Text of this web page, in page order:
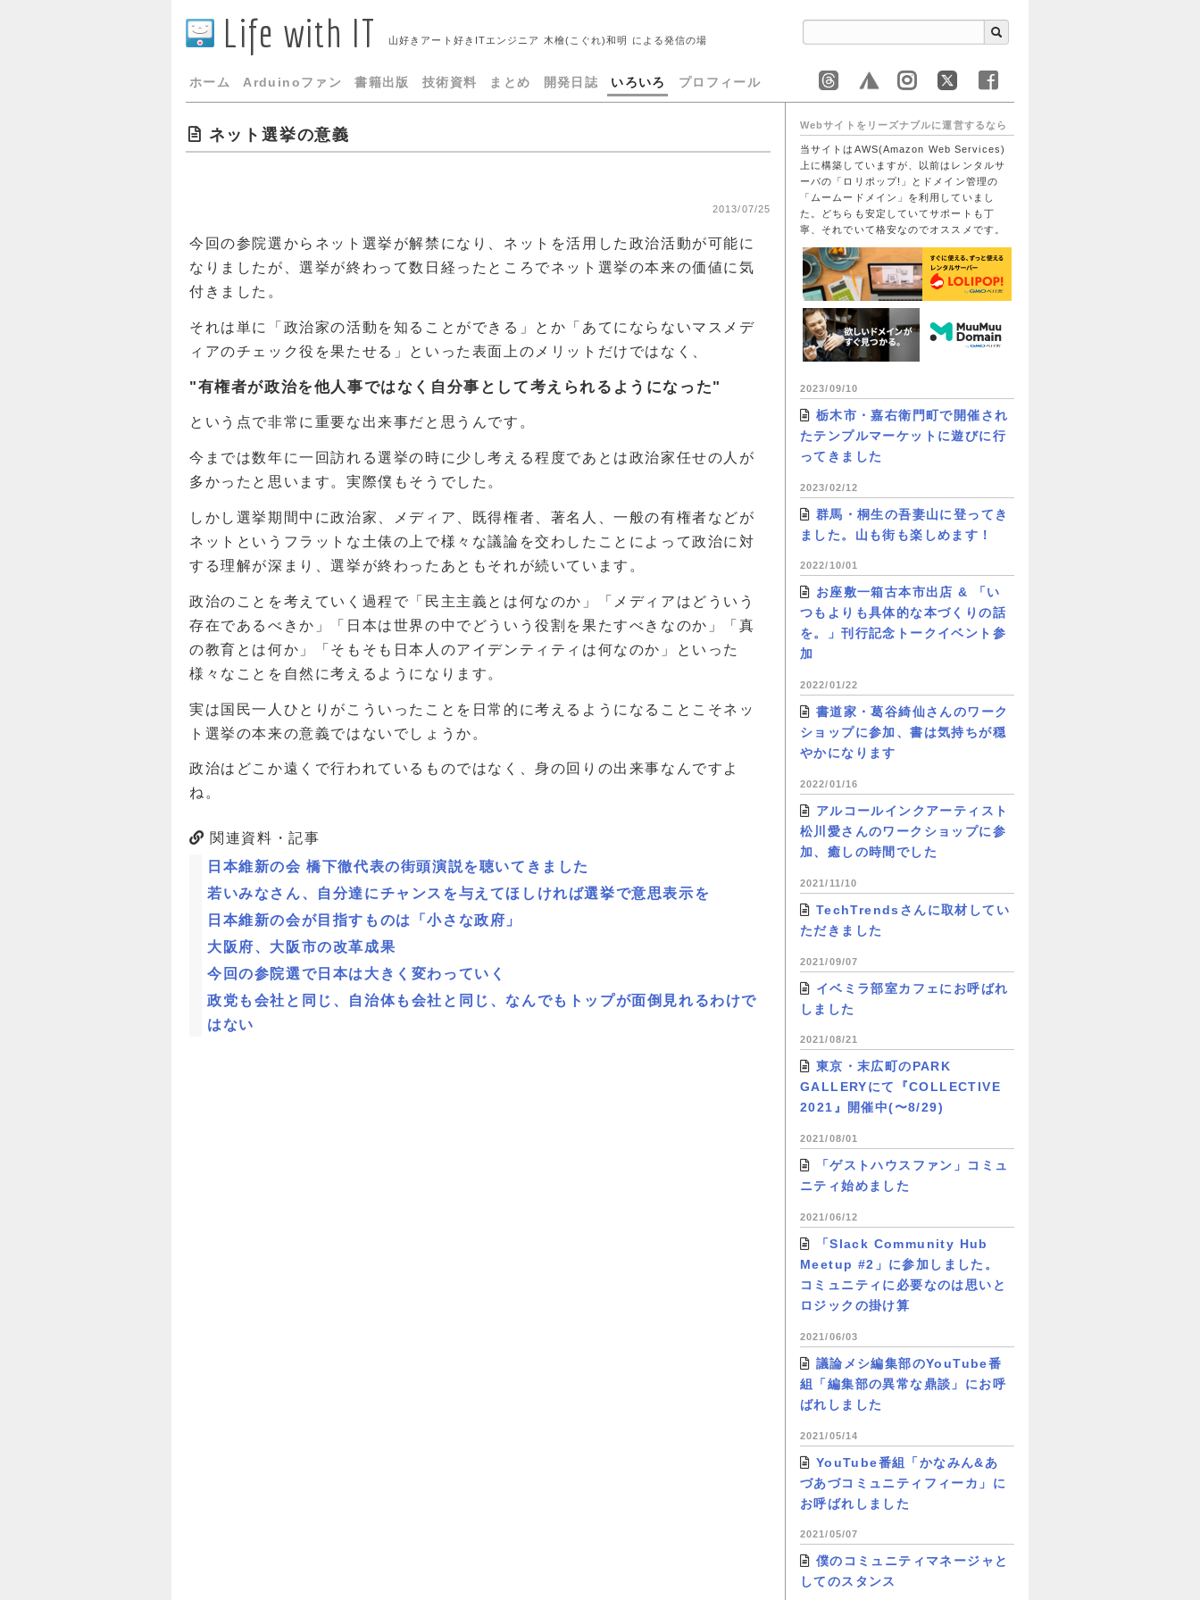
Life with IT 山好きアート好きITエンジニア 木檜(こぐれ)和明 による発信の場
ホーム Arduinoファン 書籍出版 技術資料 まとめ 開発日誌 いろいろ プロフィール
ネット選挙の意義
2013/07/25
今回の参院選からネット選挙が解禁になり、ネットを活用した政治活動が可能に
なりましたが、選挙が終わって数日経ったところでネット選挙の本来の価値に気
付きました。
それは単に「政治家の活動を知ることができる」とか「あてにならないマスメデ
ィアのチェック役を果たせる」といった表面上のメリットだけではなく、
"有権者が政治を他人事ではなく自分事として考えられるようになった"
という点で非常に重要な出来事だと思うんです。
今までは数年に一回訪れる選挙の時に少し考える程度であとは政治家任せの人が
多かったと思います。実際僕もそうでした。
しかし選挙期間中に政治家、メディア、既得権者、著名人、一般の有権者などが
ネットというフラットな土俵の上で様々な議論を交わしたことによって政治に対
する理解が深まり、選挙が終わったあともそれが続いています。
政治のことを考えていく過程で「民主主義とは何なのか」「メディアはどういう
存在であるべきか」「日本は世界の中でどういう役割を果たすべきなのか」「真
の教育とは何か」「そもそも日本人のアイデンティティは何なのか」といった
様々なことを自然に考えるようになります。
実は国民一人ひとりがこういったことを日常的に考えるようになることこそネッ
ト選挙の本来の意義ではないでしょうか。
政治はどこか遠くで行われているものではなく、身の回りの出来事なんですよ
ね。
関連資料・記事
日本維新の会 橋下徹代表の街頭演説を聴いてきました
若いみなさん、自分達にチャンスを与えてほしければ選挙で意思表示を
日本維新の会が目指すものは「小さな政府」
大阪府、大阪市の改革成果
今回の参院選で日本は大きく変わっていく
政党も会社と同じ、自治体も会社と同じ、なんでもトップが面倒見れるわけで
はない
Webサイトをリーズナブルに運営するなら
当サイトはAWS(Amazon Web Services)
上に構築していますが、以前はレンタルサ
ーバの「ロリポップ!」とドメイン管理の
「ムームードメイン」を利用していまし
た。どちらも安定していてサポートも丁
寧、それでいて格安なのでオススメです。
2023/09/10
栃木市・嘉右衛門町で開催され
たテンプルマーケットに遊びに行
ってきました
2023/02/12
群馬・桐生の吾妻山に登ってき
ました。山も街も楽しめます！
2022/10/01
お座敷一箱古本市出店 & 「い
つもよりも具体的な本づくりの話
を。」刊行記念トークイベント参
加
2022/01/22
書道家・葛谷綺仙さんのワーク
ショップに参加、書は気持ちが穏
やかになります
2022/01/16
アルコールインクアーティスト
松川愛さんのワークショップに参
加、癒しの時間でした
2021/11/10
TechTrendsさんに取材してい
ただきました
2021/09/07
イベミラ部室カフェにお呼ばれ
しました
2021/08/21
東京・末広町のPARK
GALLERYにて『COLLECTIVE
2021』開催中(〜8/29)
2021/08/01
「ゲストハウスファン」コミュ
ニティ始めました
2021/06/12
「Slack Community Hub
Meetup #2」に参加しました。
コミュニティに必要なのは思いと
ロジックの掛け算
2021/06/03
議論メシ編集部のYouTube番
組「編集部の異常な鼎談」にお呼
ばれしました
2021/05/14
YouTube番組「かなみん&あ
づあづコミュニティフィーカ」に
お呼ばれしました
2021/05/07
僕のコミュニティマネージャと
してのスタンス